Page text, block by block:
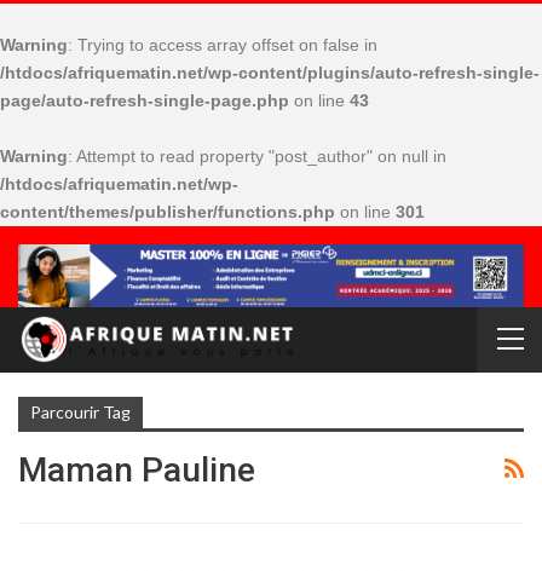
Warning: Trying to access array offset on false in
/htdocs/afriquematin.net/wp-content/plugins/auto-refresh-single-
page/auto-refresh-single-page.php on line 43
Warning: Attempt to read property "post_author" on null in
/htdocs/afriquematin.net/wp-
content/themes/publisher/functions.php on line 301
Parcourir Tag
Maman Pauline